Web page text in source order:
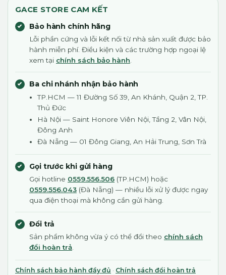
GACE STORE CAM KẾT
Bảo hành chính hãng
Lỗi phần cứng và lỗi kết nối từ nhà sản xuất được bảo
hành miễn phí. Điều kiện và các trường hợp ngoại lệ
xem tại chính sách bảo hành
Ba chi nhánh nhận bảo hành
TP.HCM — 11 Đường Số 39, An Khánh, Quận 2, TP.
Thủ Đức
Hà Nội — Saint Honore Viên Nội, Tầng 2, Vân Nội,
Đông Anh
Đà Nẵng — 01 Đông Giang, An Hải Trung, Sơn Trà
Gọi trước khi gửi hàng
Gọi hotline 0559.556.506 (TP.HCM) hoặc
0559.556.043 (Đà Nẵng) — nhiều lỗi xử lý được ngay
qua điện thoại mà không cần gửi hàng.
Đổi trả
Sản phẩm không vừa ý có thể đổi theo chính sách
đổi hoàn trả
Chính sách bảo hành đầy đủ · Chính sách đổi hoàn trả